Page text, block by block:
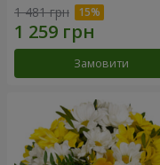
1 481 грн
Замовити